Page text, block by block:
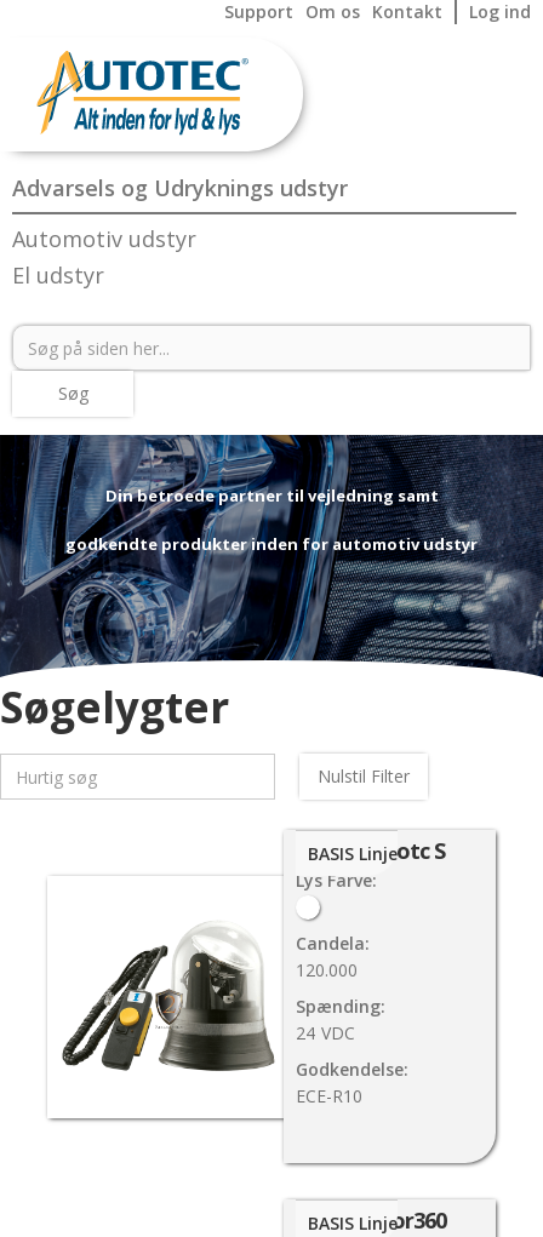
Support Om os Kontakt Log ind
Advarsels og Udryknings udstyr
Automotiv udstyr
El udstyr
Din betroede partner til vejledning samt
godkendte produkter inden for automotiv udstyr
Søgelygter
Nulstil Filter
Forc-Fotc S
Lys Farve:
Candela:
120.000
Spænding:
24 VDC
Godkendelse:
ECE-R10
BASIS Linje
Locator360
BASIS Linje